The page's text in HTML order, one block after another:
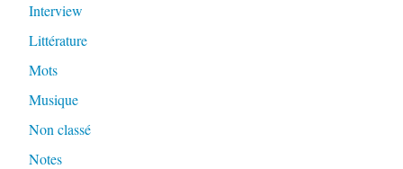
Interview
Littérature
Mots
Musique
Non classé
Notes